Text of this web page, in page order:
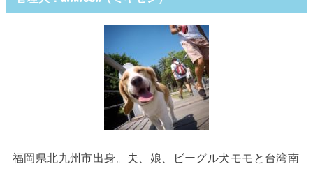
福岡県北九州市出身。夫、娘、ビーグル犬モモと台湾南